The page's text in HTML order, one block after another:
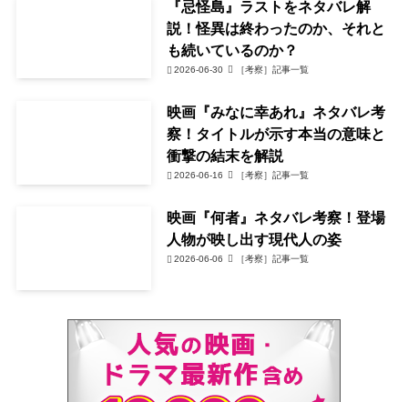
『忌怪島』ラストをネタバレ解
説！怪異は終わったのか、それと
も続いているのか？
2026-06-30 ［考察］記事一覧
映画『みなに幸あれ』ネタバレ考
察！タイトルが示す本当の意味と
衝撃の結末を解説
2026-06-16 ［考察］記事一覧
映画『何者』ネタバレ考察！登場
人物が映し出す現代人の姿
2026-06-06 ［考察］記事一覧